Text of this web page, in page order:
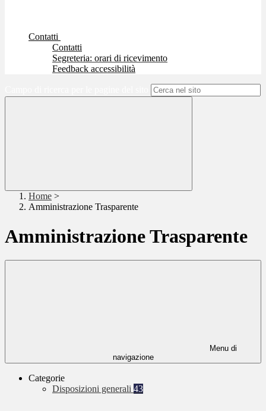
Contatti
Contatti
Segreteria: orari di ricevimento
Feedback accessibilità
Home >
Amministrazione Trasparente
Amministrazione Trasparente
Menu di
navigazione
Categorie
Disposizioni generali 43